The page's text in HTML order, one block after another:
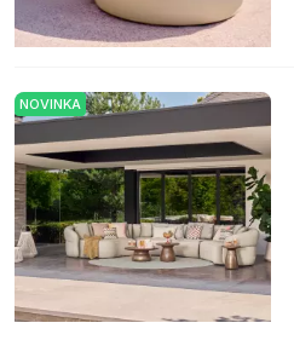
NOVINKA